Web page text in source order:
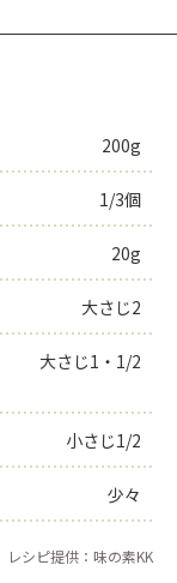
200g
1/3個
20g
大さじ2
大さじ1・1/2
小さじ1/2
少々
レシピ提供：味の素KK